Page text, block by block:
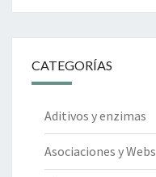
CATEGORÍAS
Aditivos y enzimas
Asociaciones y Webs